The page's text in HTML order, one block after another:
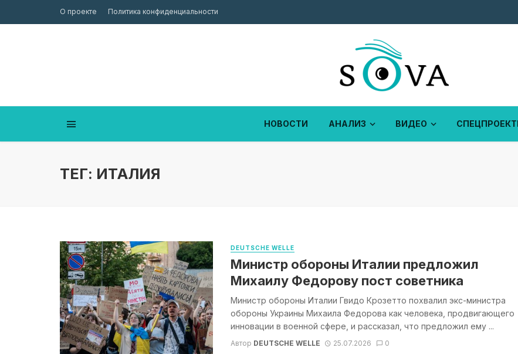
О проекте Политика конфиденциальности
НОВОСТИ АНАЛИЗ ВИДЕО
ТЕГ: ИТАЛИЯ
DEUTSCHE WELLE
Министр обороны Италии предложил
Михаилу Федорову пост советника
Министр обороны Италии Гвидо Крозетто похвалил экс-министра
обороны Украины Михаила Федорова как человека, продвигающего
инновации в военной сфере, и рассказал, что предложил ему ...
Автор DEUTSCHE WELLE 25.07.2026 0